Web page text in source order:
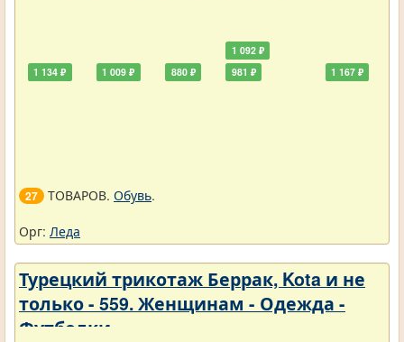
1 134 ₽ 1 009 ₽ 880 ₽
1 092 ₽
981 ₽
1 167 ₽
27 ТОВАРОВ. Обувь.
Орг: Леда
Турецкий трикотаж Беррак, Kota и не
только - 559. Женщинам - Одежда -
Футболки